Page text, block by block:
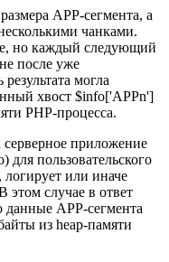
APP-сегмента, а
чанками.
но каждый следующий
после уже
могла
хвост $info['APPn']
PHP-процесса.
серверное приложение
для пользовательского
логирует или иначе
этом случае в ответ
данные APP-сегмента
из heap-памяти